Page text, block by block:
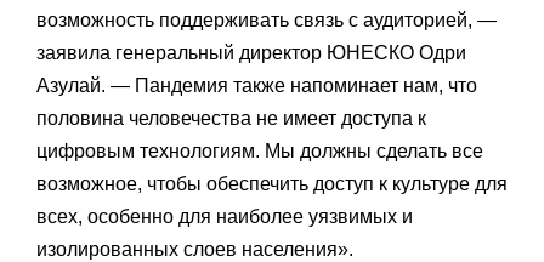
возможность поддерживать связь с аудиторией, —
заявила генеральный директор ЮНЕСКО Одри
Азулай. — Пандемия также напоминает нам, что
половина человечества не имеет доступа к
цифровым технологиям. Мы должны сделать все
возможное, чтобы обеспечить доступ к культуре для
всех, особенно для наиболее уязвимых и
изолированных слоев населения».